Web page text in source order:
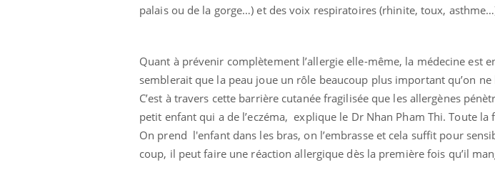
palais ou de la gorge…) et des voix respiratoires (rhinite, toux,
Quant à prévenir complètement l’allergie elle-même, la médecine est
semblerait que la peau joue un rôle beaucoup plus important qu’on
C’est à travers cette barrière cutanée fragilisée que les allergènes
petit enfant qui a de l’eczéma, explique le Dr Nhan Pham Thi. Toute la
On prend l'enfant dans les bras, on l’embrasse et cela suffit pour
coup, il peut faire une réaction allergique dès la première fois qu’il